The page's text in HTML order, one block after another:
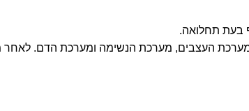
בעת תחלואה.
העצבים, מערכת הנשימה ומערכת הדם. לאחר